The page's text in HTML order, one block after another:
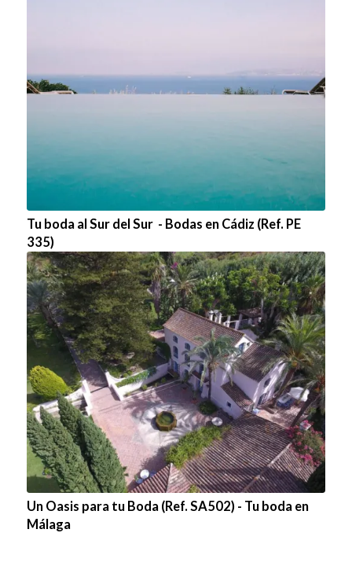
Tu boda al Sur del Sur - Bodas en Cádiz (Ref. PE
335)
Un Oasis para tu Boda (Ref. SA502) - Tu boda en
Málaga